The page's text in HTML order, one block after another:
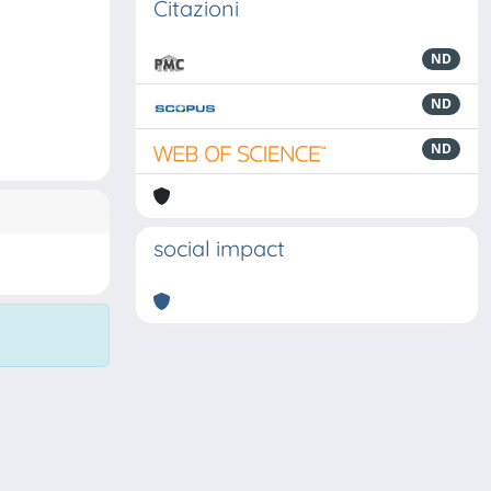
Citazioni
ND
ND
ND
social impact